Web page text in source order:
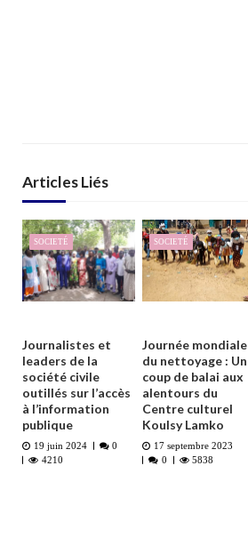
Articles Liés
SOCIETÉ
Journalistes et
leaders de la
société civile
outillés sur l’accès
à l’information
publique
19 juin 2024
0
4210
SOCIETÉ
Journée mondiale
du nettoyage : Un
coup de balai aux
alentours du
Centre culturel
Koulsy Lamko
17 septembre 2023
0
5838